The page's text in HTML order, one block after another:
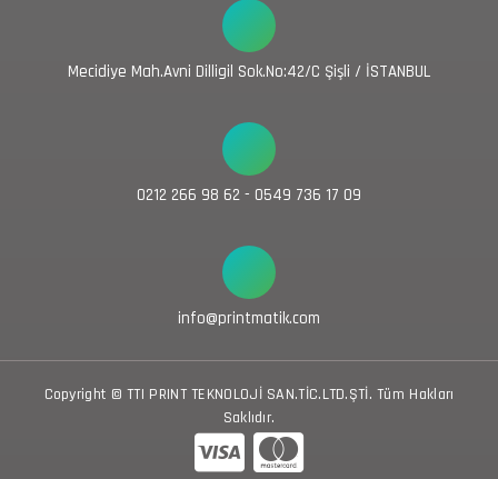
Mecidiye Mah.Avni Dilligil Sok.No:42/C Şişli / İSTANBUL
0212 266 98 62 - 0549 736 17 09
info@printmatik.com
Copyright © TTI PRINT TEKNOLOJİ SAN.TİC.LTD.ŞTİ. Tüm Hakları
Saklıdır.